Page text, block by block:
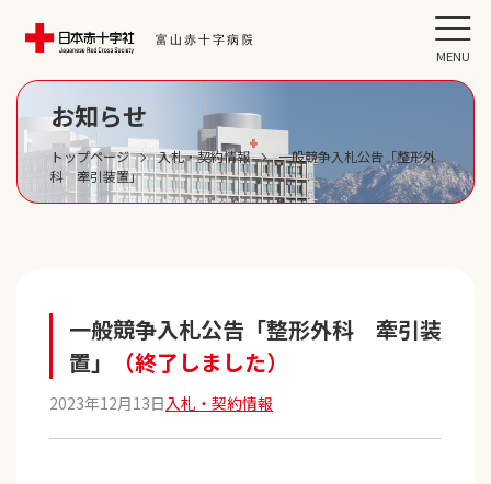
MENU
お知らせ
トップページ 入札・契約情報
一般競争入札公告「整形外
科 牽引装置」
一般競争入札公告「整形外科 牽引装
置」
（終了しました）
2023年12月13日入札・契約情報